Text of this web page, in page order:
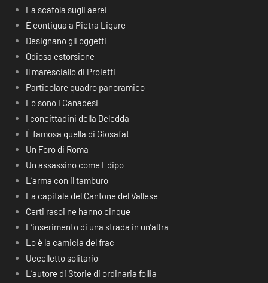
La scatola sugli aerei
É contigua a Pietra Ligure
Designano gli oggetti
Odiosa estorsione
Il maresciallo di Proietti
Particolare quadro panoramico
Lo sono i Canadesi
I concittadini della Deledda
É famosa quella di Giosafat
Un Foro di Roma
Un assassino come Edipo
L’arma con il tamburo
La capitale del Cantone del Vallese
Certi rasoi ne hanno cinque
L’inserimento di una strada in un’altra
Lo è la camicia del frac
Uccelletto solitario
L’autore di Storie di ordinaria follia